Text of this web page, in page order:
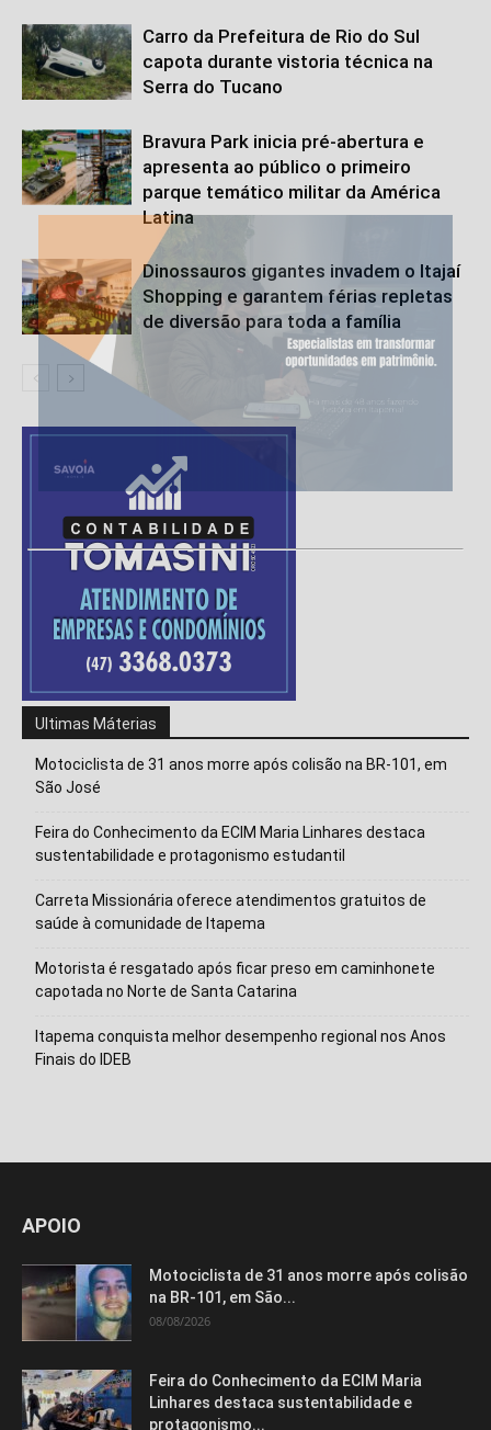
Carro da Prefeitura de Rio do Sul
capota durante vistoria técnica na
Serra do Tucano
Bravura Park inicia pré-abertura e
apresenta ao público o primeiro
parque temático militar da América
Latina
Dinossauros gigantes invadem o Itajaí
Shopping e garantem férias repletas
de diversão para toda a família
Ultimas Máterias
Motociclista de 31 anos morre após colisão na BR-101, em
São José
Feira do Conhecimento da ECIM Maria Linhares destaca
sustentabilidade e protagonismo estudantil
Carreta Missionária oferece atendimentos gratuitos de
saúde à comunidade de Itapema
Motorista é resgatado após ficar preso em caminhonete
capotada no Norte de Santa Catarina
Itapema conquista melhor desempenho regional nos Anos
Finais do IDEB
APOIO
Motociclista de 31 anos morre após colisão
na BR-101, em São...
08/08/2026
Feira do Conhecimento da ECIM Maria
Linhares destaca sustentabilidade e
protagonismo...